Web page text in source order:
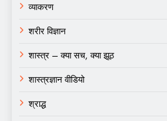
व्याकरण
शरीर विज्ञान
शास्त्र – क्या सच, क्या झूठ
शास्त्रज्ञान वीडियो
श्राद्ध